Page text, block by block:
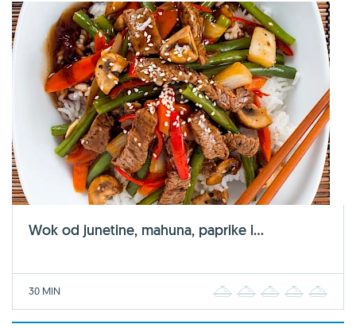
Wok od junetine, mahuna, paprike i...
30 MIN 2 3 4